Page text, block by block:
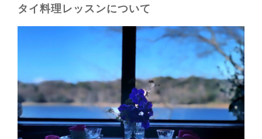
タイ料理レッスンについて